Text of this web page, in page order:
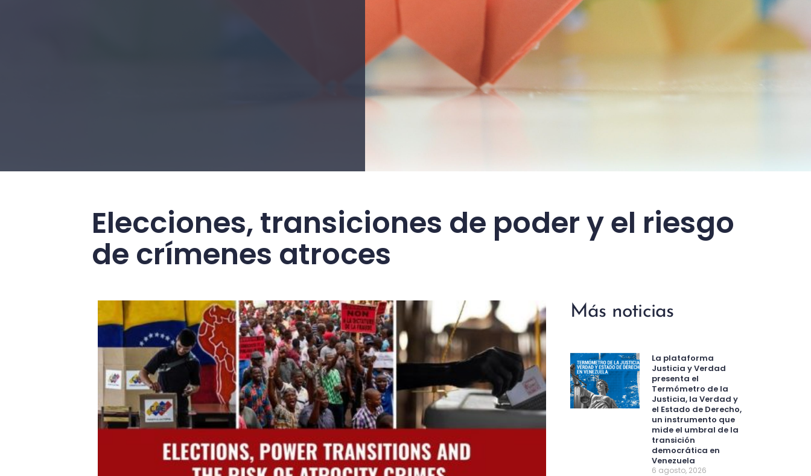
Elecciones, transiciones de poder y el riesgo
de crímenes atroces
Más noticias
La plataforma
Justicia y Verdad
presenta el
Termómetro de la
Justicia, la Verdad y
el Estado de Derecho,
un instrumento que
mide el umbral de la
transición
democrática en
Venezuela
6 agosto, 2026